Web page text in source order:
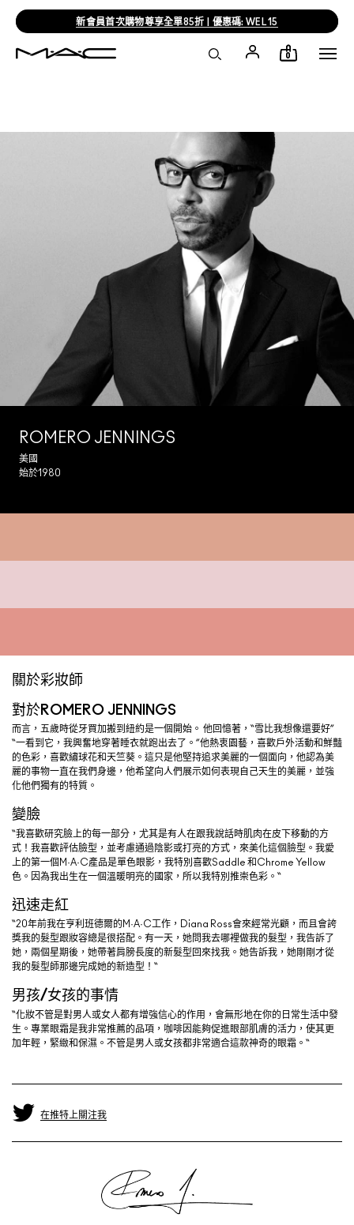
新會員首次購物尊享全單85折 | 優惠碼: WEL15
0
ROMERO JENNINGS
美國
始於1980
關於彩妝師
對於ROMERO JENNINGS
而言，五歲時從牙買加搬到紐約是一個開始。 他回憶著，“雪比我想像還要好”
“一看到它，我興奮地穿著睡衣就跑出去了。”他熱衷園藝，喜歡戶外活動和鮮豔
的色彩，喜歡繡球花和天竺葵。這只是他堅持追求美麗的一個面向，他認為美
麗的事物一直在我們身邊，他希望向人們展示如何表現自己天生的美麗，並強
化他們獨有的特質。
變臉
“我喜歡研究臉上的每一部分，尤其是有人在跟我說話時肌肉在皮下移動的方
式！我喜歡評估臉型，並考慮通過陰影或打亮的方式，來美化這個臉型。我愛
上的第一個M·A·C產品是單色眼影，我特別喜歡Saddle 和Chrome Yellow
色。因為我出生在一個溫暖明亮的國家，所以我特別推崇色彩。“
迅速走紅
“20年前我在亨利班德爾的M·A·C工作，Diana Ross會來經常光顧，而且會誇
獎我的髮型跟妝容總是很搭配。有一天，她問我去哪裡做我的髮型，我告訴了
她，兩個星期後，她帶著肩膀長度的新髮型回來找我。她告訴我，她剛剛才從
我的髮型師那邊完成她的新造型！“
男孩/女孩的事情
“化妝不管是對男人或女人都有增強信心的作用，會無形地在你的日常生活中發
生。專業眼霜是我非常推薦的品項，咖啡因能夠促進眼部肌膚的活力，使其更
加年輕，緊緻和保濕。不管是男人或女孩都非常適合這款神奇的眼霜。“
在推特上關注我